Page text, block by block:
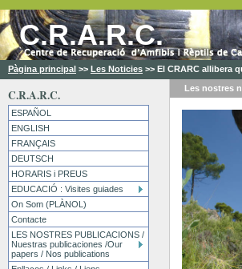
C.R.A.R.C.
Pàgina principal >> Les Noticies >> El CRARC allibera
C.R.A.R.C.
ESPAÑOL
ENGLISH
FRANÇAIS
DEUTSCH
HORARIS i PREUS
EDUCACIÓ : Visites guiades
On Som (PLÀNOL)
Contacte
LES NOSTRES PUBLICACIONS /
Nuestras publicaciones /Our
papers / Nos publications
Les nostres